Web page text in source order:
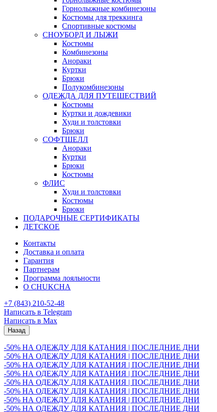
Горнолыжные комбинезоны
Костюмы для треккинга
Спортивные костюмы
СНОУБОРД И ЛЫЖИ
Костюмы
Комбинезоны
Анораки
Куртки
Брюки
Полукомбинезоны
ОДЕЖДА ДЛЯ ПУТЕШЕСТВИЙ
Костюмы
Куртки и дождевики
Худи и толстовки
Брюки
СОФТШЕЛЛ
Анораки
Куртки
Брюки
Костюмы
ФЛИС
Худи и толстовки
Костюмы
Брюки
ПОДАРОЧНЫЕ СЕРТИФИКАТЫ
ДЕТСКОЕ
Контакты
Доставка и оплата
Гарантия
Партнерам
Программа лояльности
О CHUKCHA
+7 (843) 210-52-48
Написать в Telegram
Написать в Max
Назад
-50% НА ОДЕЖДУ ДЛЯ КАТАНИЯ | ПОСЛЕДНИЕ ДНИ
-50% НА ОДЕЖДУ ДЛЯ КАТАНИЯ | ПОСЛЕДНИЕ ДНИ
-50% НА ОДЕЖДУ ДЛЯ КАТАНИЯ | ПОСЛЕДНИЕ ДНИ
-50% НА ОДЕЖДУ ДЛЯ КАТАНИЯ | ПОСЛЕДНИЕ ДНИ
-50% НА ОДЕЖДУ ДЛЯ КАТАНИЯ | ПОСЛЕДНИЕ ДНИ
-50% НА ОДЕЖДУ ДЛЯ КАТАНИЯ | ПОСЛЕДНИЕ ДНИ
-50% НА ОДЕЖДУ ДЛЯ КАТАНИЯ | ПОСЛЕДНИЕ ДНИ
-50% НА ОДЕЖДУ ДЛЯ КАТАНИЯ | ПОСЛЕДНИЕ ДНИ